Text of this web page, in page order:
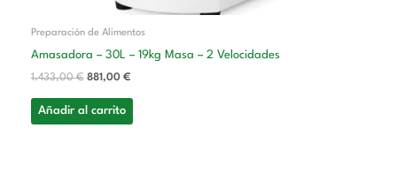
Preparación de Alimentos
Amasadora – 30L – 19kg Masa – 2 Velocidades
1.433,00€ 881,00 €
Añadir al carrito